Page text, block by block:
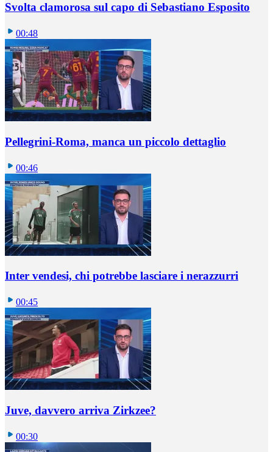
Svolta clamorosa sul capo di Sebastiano Esposito
00:48
Pellegrini-Roma, manca un piccolo dettaglio
00:46
Inter vendesi, chi potrebbe lasciare i nerazzurri
00:45
Juve, davvero arriva Zirkzee?
00:30